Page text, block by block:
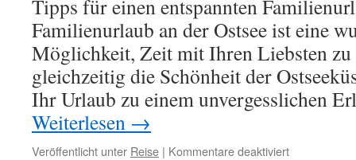
Tipps für einen entspannten
Familienurlaub an der Ostsee ist eine
Möglichkeit, Zeit mit Ihren Liebsten
gleichzeitig die Schönheit der
Ihr Urlaub zu einem unvergesslichen
Weiterlesen →
Veröffentlicht unter Reise | Kommentare deaktiviertfür